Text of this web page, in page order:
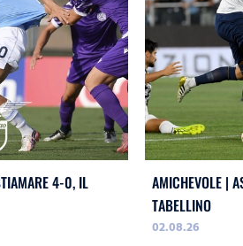
4-0, IL
AMICHEVOLE |
TABELLINO
02.08.26